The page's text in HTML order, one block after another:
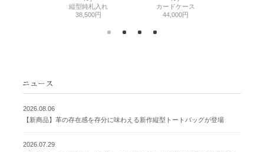
縦型純札入れ
38,500円
カードケース
44,000円
2026.08.06
【新商品】革の存在感を存分に味わえる新作縦型トートバッグが登場
2026.07.29